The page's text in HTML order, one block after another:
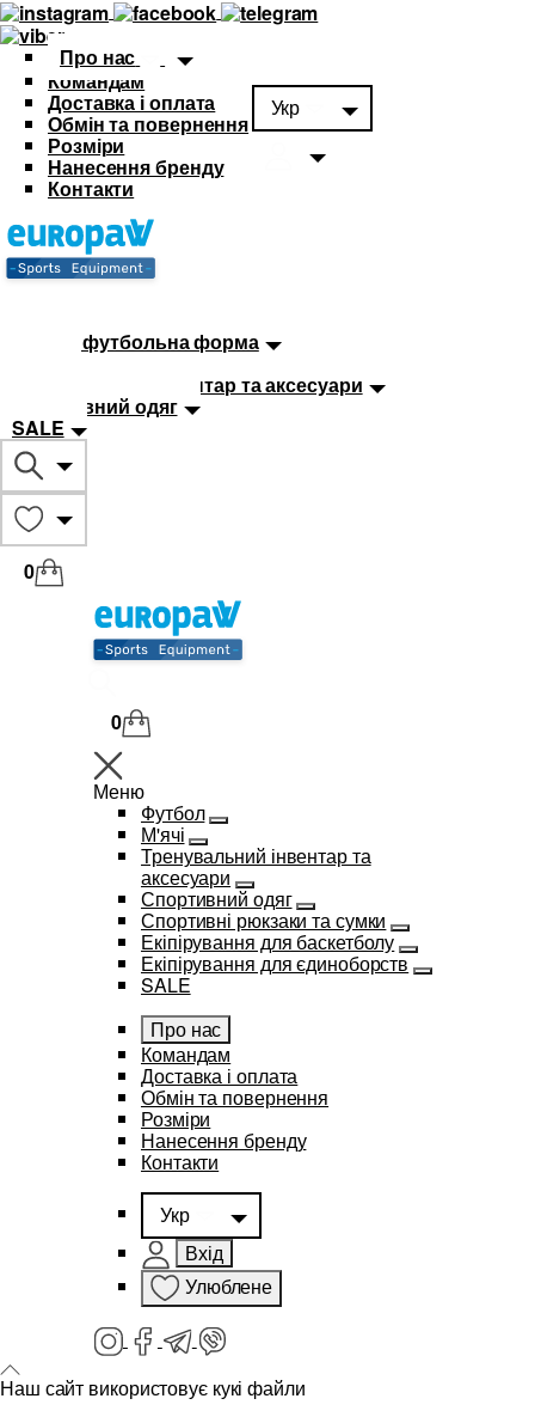
Про нас
Командам
Доставка і оплата
Обмін та повернення
Розміри
Нанесення бренду
Контакти
Укр
Дитяча футбольна форма
Тренувальний інвентар та аксесуари
Спортивний одяг
SALE
0
0
Меню
Футбол
М'ячі
Тренувальний інвентар та
аксесуари
Спортивний одяг
Спортивні рюкзаки та сумки
Екіпірування для баскетболу
Екіпірування для єдиноборств
SALE
Про нас
Командам
Доставка і оплата
Обмін та повернення
Розміри
Нанесення бренду
Контакти
Укр
Вхід
Улюблене
Наш сайт використовує кукі файли